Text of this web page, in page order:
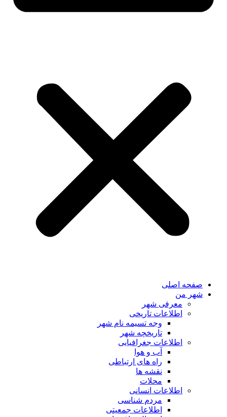
صفحه اصلی
شهر من
معرفی شهر
اطلاعات تاریخی
وجه تسیمه نام شهر
تاریخچه شهر
اطلاعات جغرافیایی
آب و هوا
راه های ارتباطی
نقشه ها
محلات
اطلاعات انسانی
مردم شناسی
اطلاعات جمعیتی